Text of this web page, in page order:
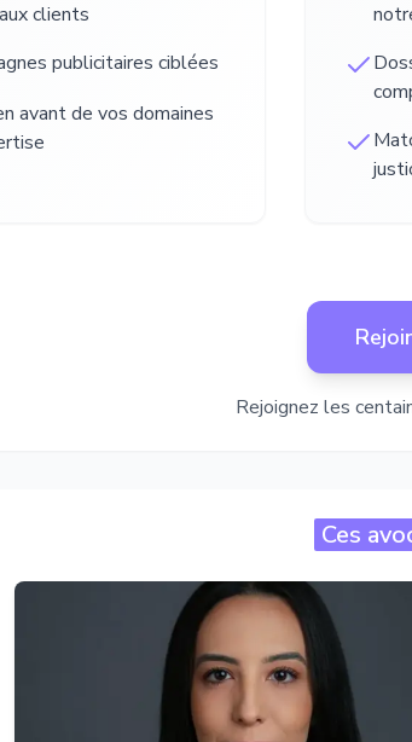
clients
publicitaires ciblées
avant de vos domaines
Rejoignez les
Ces